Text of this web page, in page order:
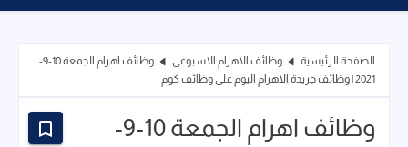
الصفحة الرئيسية وظائف الاهرام الاسبوعى
وظائف اهرام الجمعة 10-9-
2021 | وظائف جريدة الاهرام اليوم على وظائف كوم
وظائف اهرام الجمعة 10-9-